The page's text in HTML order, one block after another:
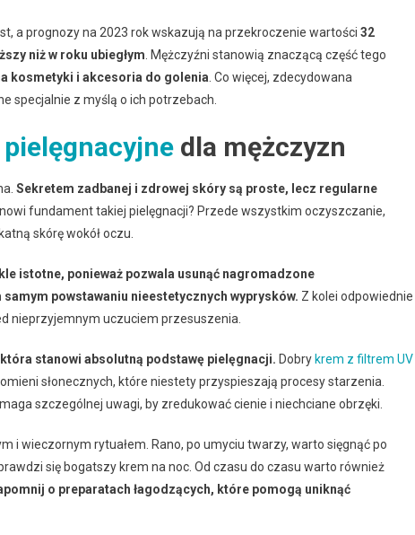
a prognozy na 2023 rok wskazują na przekroczenie wartości 32
niż w roku ubiegłym . Mężczyźni stanowią znaczącą część tego
kosmetyki i akcesoria do golenia . Co więcej, zdecydowana
specjalnie z myślą o ich potrzebach.
pielęgnacyjne dla mężczyzn
Sekretem zadbanej i zdrowej skóry są proste, lecz regularne
fundament takiej pielęgnacji? Przede wszystkim oczyszczanie,
skórę wokół oczu.
istotne, ponieważ pozwala usunąć nagromadzone
powstawaniu nieestetycznych wyprysków. Z kolei odpowiednie
nieprzyjemnym uczuciem przesuszenia.
stanowi absolutną podstawę pielęgnacji. Dobry krem z filtrem UV
słonecznych, które niestety przyspieszają procesy starzenia.
szczególnej uwagi, by zredukować cienie i niechciane obrzęki.
i wieczornym rytuałem. Rano, po umyciu twarzy, warto sięgnąć po
się bogatszy krem na noc. Od czasu do czasu warto również
o preparatach łagodzących, które pomogą uniknąć